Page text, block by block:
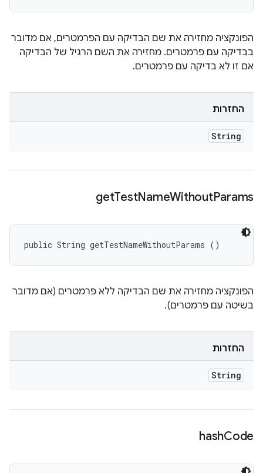
הפונקציה מחזירה את שם הבדיקה עם הפרמטרים, אם מדובר
בבדיקה עם פרמטרים. מחזירה את השם הרגיל של הבדיקה
אם זו לא בדיקה עם פרמטרים.
החזרות
String
getTestNameWithoutParams
public String getTestNameWithoutParams ()
הפונקציה מחזירה את שם הבדיקה ללא פרמטרים (אם מדובר
בשיטה עם פרמטרים).
החזרות
String
hashCode